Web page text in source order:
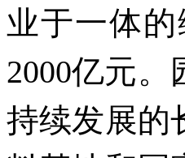
业于一体
2000亿元
持续发展的